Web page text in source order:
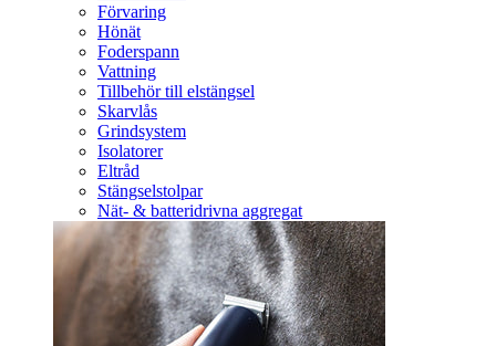
Förvaring
Hönät
Foderspann
Vattning
Tillbehör till elstängsel
Skarvlås
Grindsystem
Isolatorer
Eltråd
Stängselstolpar
Nät- & batteridrivna aggregat